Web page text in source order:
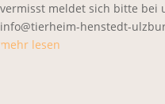
vermisst meldet sich bitte bei
info@tierheim-henstedt-
mehr lesen